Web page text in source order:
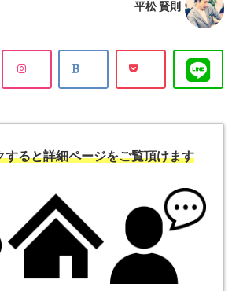
平松 賢則
すると詳細ページをご覧頂けます